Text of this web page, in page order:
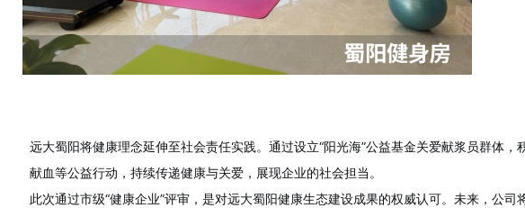
远大蜀阳将健康理念延伸至社会责任实践。通过设立“阳光海”公益基金关爱献浆员群体
献血等公益行动，持续传递健康与关爱，展现企业的社会担当。
此次通过市级“健康企业”评审，是对远大蜀阳健康生态建设成果的权威认可。未来，公司